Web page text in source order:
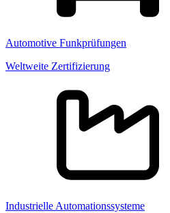
Automotive Funkprüfungen
Weltweite Zertifizierung
Industrielle Automationssysteme